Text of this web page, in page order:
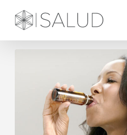
contenido